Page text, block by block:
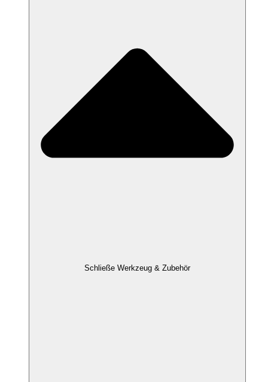
Schließe Werkzeug & Zubehör